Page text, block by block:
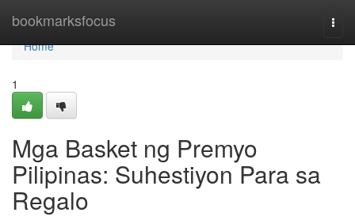
bookmarksfocus
Home
Home
1
Mga Basket ng Premyo
Pilipinas: Suhestiyon Para sa
Regalo